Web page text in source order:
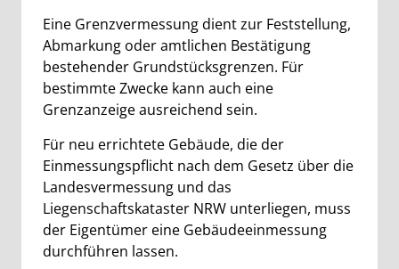
Eine Grenzvermessung dient zur Feststellung,
Abmarkung oder amtlichen Bestätigung
bestehender Grundstücksgrenzen. Für
bestimmte Zwecke kann auch eine
Grenzanzeige ausreichend sein.
Für neu errichtete Gebäude, die der
Einmessungspflicht nach dem Gesetz über die
Landesvermessung und das
Liegenschaftskataster NRW unterliegen, muss
der Eigentümer eine Gebäudeeinmessung
durchführen lassen.